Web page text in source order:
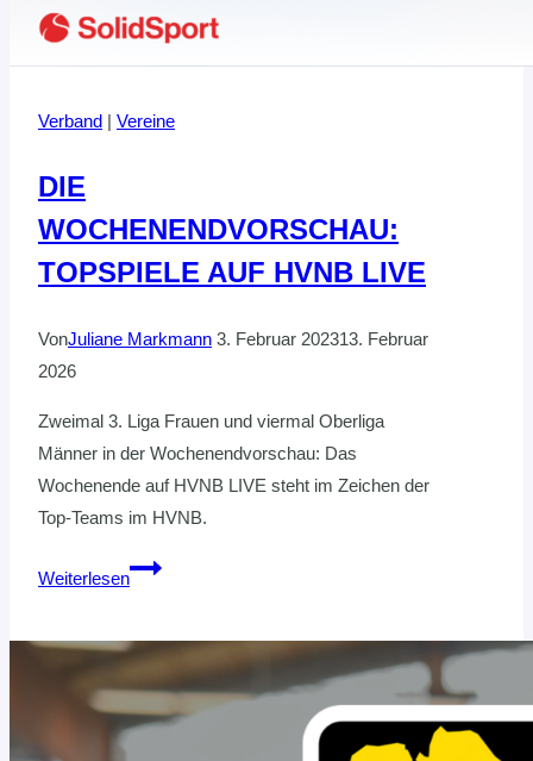
Verband | Vereine
DIE
WOCHENENDVORSCHAU:
TOPSPIELE AUF HVNB LIVE
VonJuliane Markmann 3. Februar 202313. Februar
2026
Zweimal 3. Liga Frauen und viermal Oberliga
Männer in der Wochenendvorschau: Das
Wochenende auf HVNB LIVE steht im Zeichen der
Top-Teams im HVNB.
Weiterlesen
DIE
AUF
HVNB
LIVE